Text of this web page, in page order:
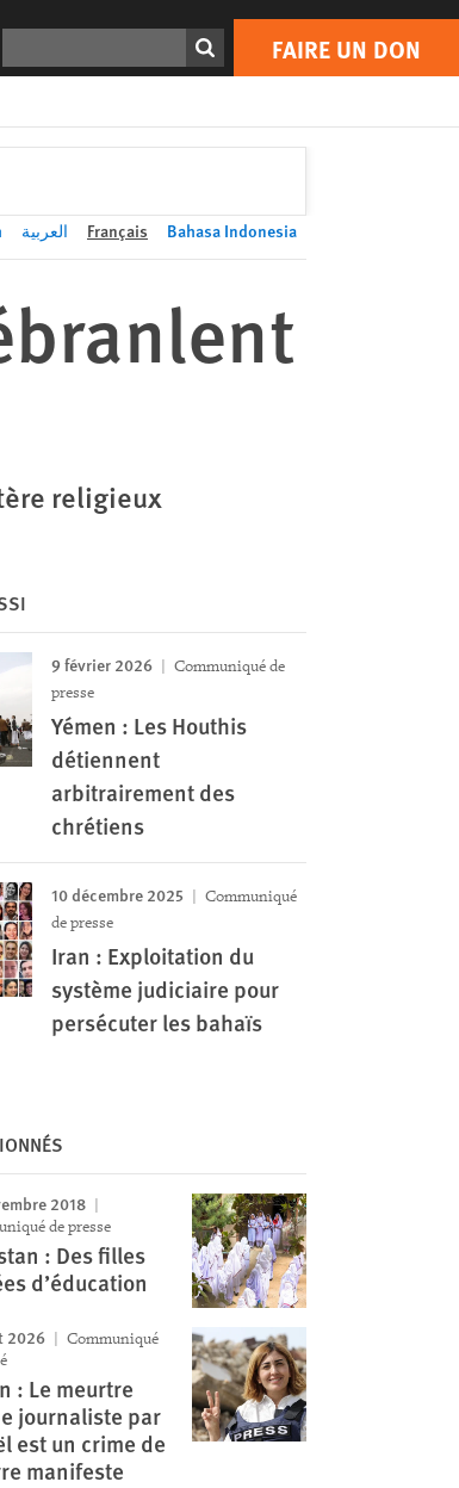
FAIRE UN DON
Print FAIRE UN DON
العربية Français Bahasa Indonesia
religieux
9 février 2026
Communiqué de
presse
Yémen : Les Houthis
détiennent
arbitrairement des
chrétiens
10 décembre 2025
Communiqué
de presse
Iran : Exploitation du
système judiciaire pour
persécuter les bahaïs
2018
de presse
: Des filles
d’éducation
2026
Communiqué
: Le meurtre
journaliste par
est un crime de
manifeste